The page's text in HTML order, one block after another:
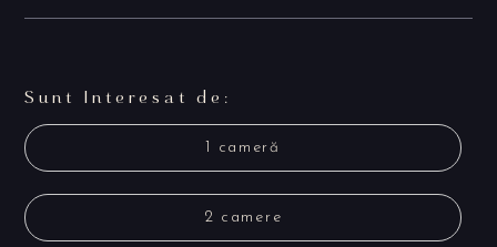
Sunt Interesat de:
1 cameră
2 camere